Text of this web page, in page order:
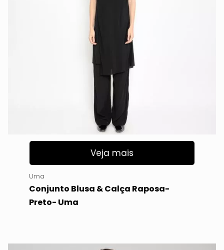
Veja mais
Uma
Conjunto Blusa & Calça Raposa-
Preto- Uma